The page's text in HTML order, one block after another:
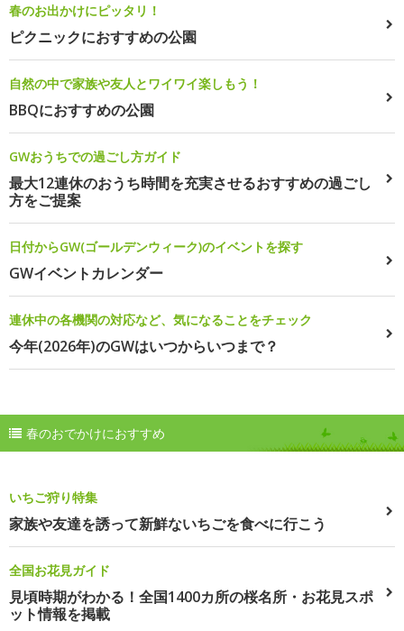
春のお出かけにピッタリ！
ピクニックにおすすめの公園
自然の中で家族や友人とワイワイ楽しもう！
BBQにおすすめの公園
GWおうちでの過ごし方ガイド
最大12連休のおうち時間を充実させるおすすめの過ごし
方をご提案
日付からGW(ゴールデンウィーク)のイベントを探す
GWイベントカレンダー
連休中の各機関の対応など、気になることをチェック
今年(2026年)のGWはいつからいつまで？
春のおでかけにおすすめ
いちご狩り特集
家族や友達を誘って新鮮ないちごを食べに行こう
全国お花見ガイド
見頃時期がわかる！全国1400カ所の桜名所・お花見スポ
ット情報を掲載